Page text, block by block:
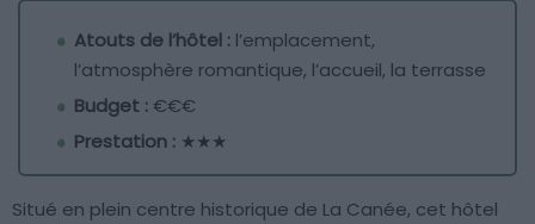
Atouts de l’hôtel : l’emplacement,
l’atmosphère romantique, l’accueil, la terrasse
Budget :€€€
Prestation : ★★★
Situé en plein centre historique de La Canée, cet hôtel